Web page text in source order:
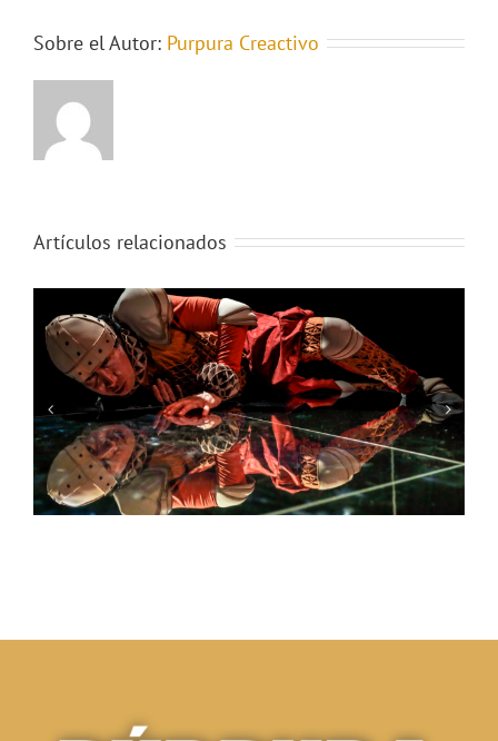
Sobre el Autor: Purpura Creactivo
Artículos relacionados
Diplomado de circo y Diplomado de Escenotecnia 2025